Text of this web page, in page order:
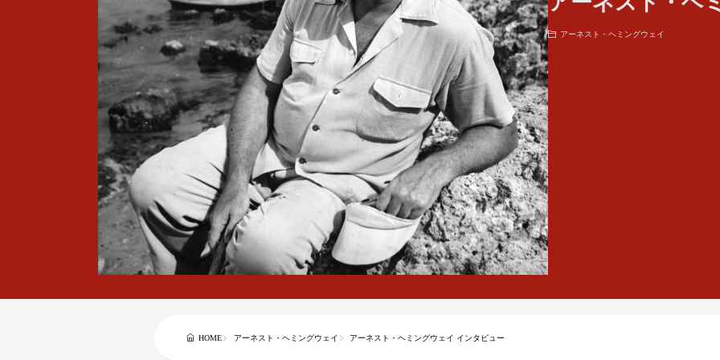
アーネスト・ヘミングウェイ
HOME アーネスト・ヘミングウェイ アーネスト・ヘミングウェイ インタビュー